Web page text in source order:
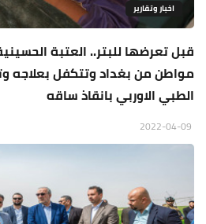
اخبار وتقارير
قبل تعرضها للبتر.. العتبة
مواطن من بغداد وتتكفل بعلاجه
الطبي الاوربي بانقاذ ساقه